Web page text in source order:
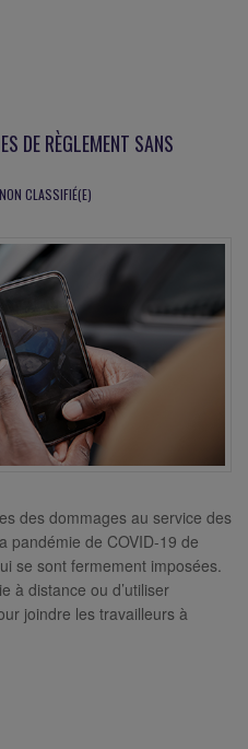
DE RÈGLEMENT SANS
NON CLASSIFIÉ(E)
des dommages au service des
pandémie de COVID-19 de
se sont fermement imposées.
à distance ou d’utiliser
joindre les travailleurs à